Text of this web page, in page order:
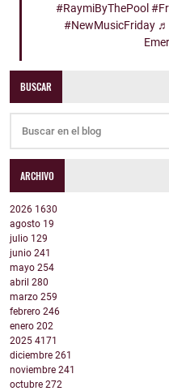
#RaymiByThePool
#NewMusicFriday ♬
BUSCAR
ARCHIVO
2026 1630
agosto 19
julio 129
junio 241
mayo 254
abril 280
marzo 259
febrero 246
enero 202
2025 4171
diciembre 261
noviembre 241
octubre 272